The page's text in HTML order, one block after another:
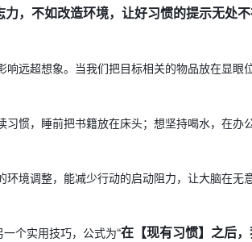
，不如改造环境，让好习惯的提示无处不
响远超想象。当我们把目标相关的物品放在显眼
习惯，睡前把书籍放在床头；想坚持喝水，在办
环境调整，能减少行动的启动阻力，让大脑在无
一个实用技巧，公式为“在【现有习惯】之后